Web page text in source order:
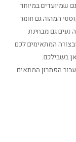
שמיועדים במיוחד
המהוה גם חומר
נעים גם מבחינת
ובצורה המתאימים לכם
בשבילכם.
ליעוץ מקצועי עבור הפתרון המתאים